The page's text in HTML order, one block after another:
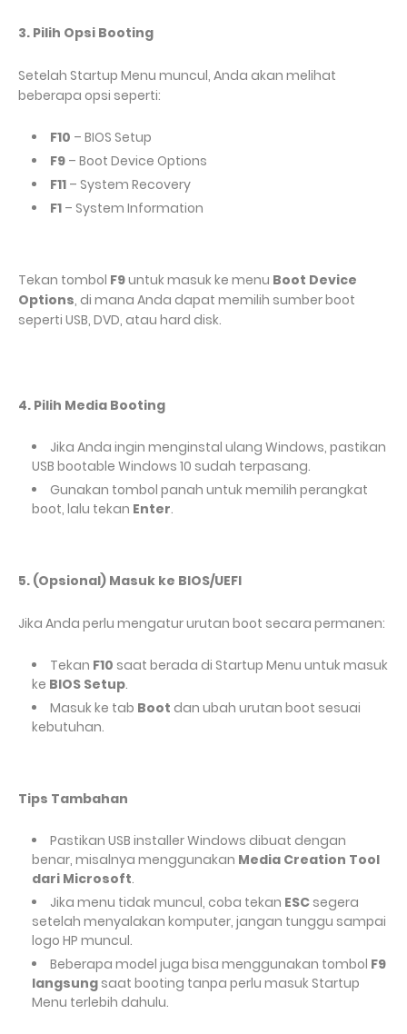
3. Pilih Opsi Booting
Setelah Startup Menu muncul, Anda akan melihat
beberapa opsi seperti:
F10 – BIOS Setup
F9 – Boot Device Options
F11 – System Recovery
F1 – System Information
Tekan tombol F9untuk masuk ke menu Boot Device
Options, di mana Anda dapat memilih sumber boot
seperti USB, DVD, atau hard disk.
4. Pilih Media Booting
Jika Anda ingin menginstal ulang Windows, pastikan
USB bootable Windows 10 sudah terpasang.
Gunakan tombol panah untuk memilih perangkat
boot, lalu tekan Enter.
5. (Opsional) Masuk ke BIOS/UEFI
Jika Anda perlu mengatur urutan boot secara permanen:
Tekan F10 saat berada di Startup Menu untuk masuk
ke BIOS Setup.
Masuk ke tab Boot dan ubah urutan boot sesuai
kebutuhan.
Tips Tambahan
Pastikan USB installer Windows dibuat dengan
benar, misalnya menggunakan Media Creation Tool
dari Microsoft.
Jika menu tidak muncul, coba tekan ESC segera
setelah menyalakan komputer, jangan tunggu sampai
logo HP muncul.
Beberapa model juga bisa menggunakan tombol F9
langsung saat booting tanpa perlu masuk Startup
Menu terlebih dahulu.